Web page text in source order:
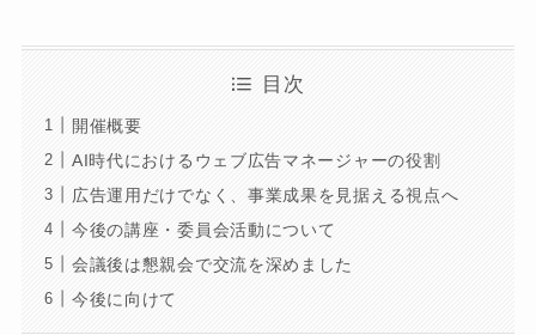
目次
開催概要
AI時代におけるウェブ広告マネージャーの役割
広告運用だけでなく、事業成果を見据える視点へ
今後の講座・委員会活動について
会議後は懇親会で交流を深めました
今後に向けて